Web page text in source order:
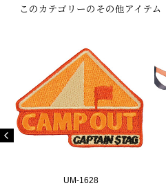
このカテゴリーのその他アイテム
UM-1628